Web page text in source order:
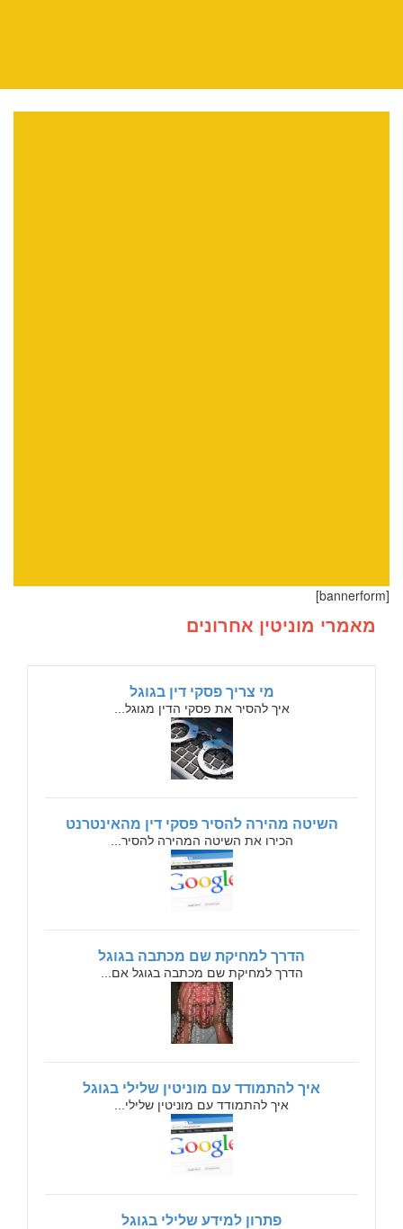
מאמרי מוניטין אחרונים
מי צריך פסקי דין בגוגל
איך להסיר את פסקי הדין מגוגל...
השיטה מהירה להסיר פסקי דין מהאינטרנט
הכירו את השיטה המהירה להסיר...
הדרך למחיקת שם מכתבה בגוגל
הדרך למחיקת שם מכתבה בגוגל אם...
איך להתמודד עם מוניטין שלילי בגוגל
איך להתמודד עם מוניטין שלילי...
פתרון למידע שלילי בגוגל